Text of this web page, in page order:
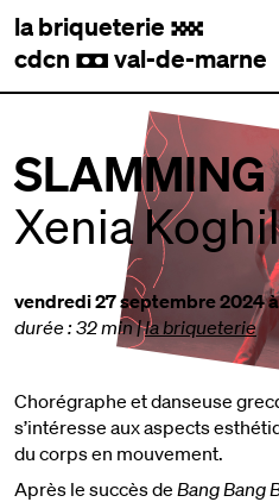
la briqueterie .
cdcn , val-de-marne
SLAMMING
Xenia
vendredi 27 septembre 2024
durée : 32 min|la briqueterie
Chorégraphe et danseuse
s’intéresse aux aspects
du corps en mouvement.
Après le succès de Bang Bang